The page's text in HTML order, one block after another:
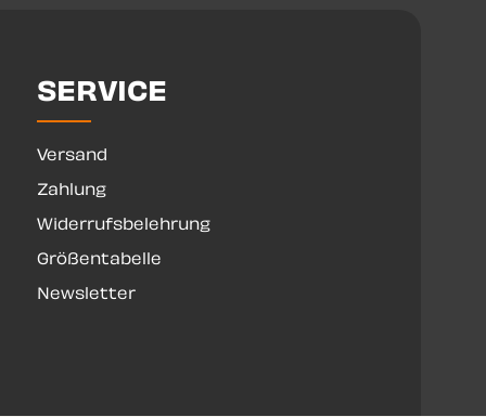
SERVICE
Versand
Zahlung
Widerrufsbelehrung
Größentabelle
Newsletter